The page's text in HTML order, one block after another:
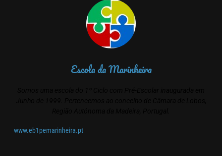
Escola da Marinheira
www.eb1pemarinheira.pt